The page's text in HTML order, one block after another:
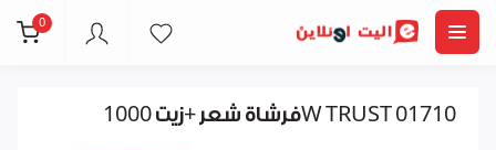
0
فرشاة شعر +زيت 1000W TRUST 01710